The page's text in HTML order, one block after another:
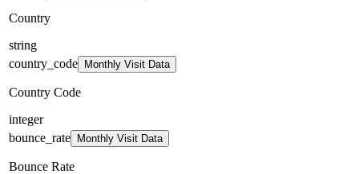
Country
string
country_code
Monthly Visit Data
Country Code
integer
bounce_rate
Monthly Visit Data
Bounce Rate